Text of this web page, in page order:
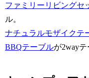
ファミリーリビングセ
ル。
ナチュラルモザイクテ
BBQテーブルが2wayテ